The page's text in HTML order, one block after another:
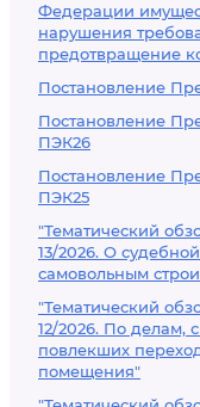
Федерации
нарушения
предотвращение
Постановление
Постановление
ПЭК26
Постановление
ПЭК25
"Тематический
13/2026. О
самовольным
"Тематический
12/2026. По делам,
повлекших
помещения"